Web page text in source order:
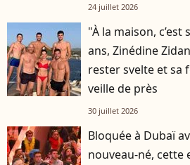
24 juillet 2026
"À la maison,
ans, Zinédine
rester svelte et sa
veille de près
30 juillet 2026
Bloquée à Dubaï
nouveau-né, cette